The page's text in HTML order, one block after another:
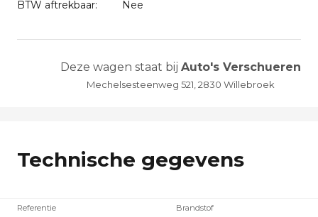
BTW aftrekbaar:
Nee
Deze wagen staat bij Auto's Verschueren
Mechelsesteenweg 521, 2830 Willebroek
Technische gegevens
Referentie Brandstof